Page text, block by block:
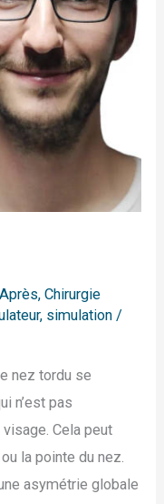
,Chirurgie
, simulation /
nez tordu se
n’est pas
Cela peut
la pointe du nez.
asymétrie globale